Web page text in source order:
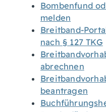
Bombenfund
melden
Breitband-
nach § 127 TKG
abrechnen
beantragen